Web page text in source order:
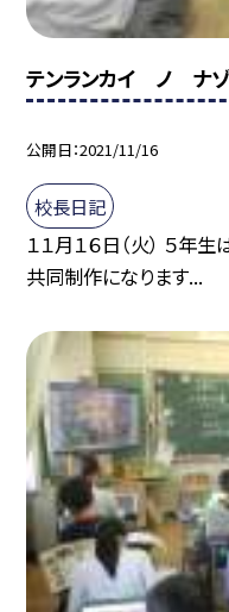
テンランカイ ノ ナ
公開日 2021/11/16
校長日記
１１月１６日（火） ５年
共同制作になります...